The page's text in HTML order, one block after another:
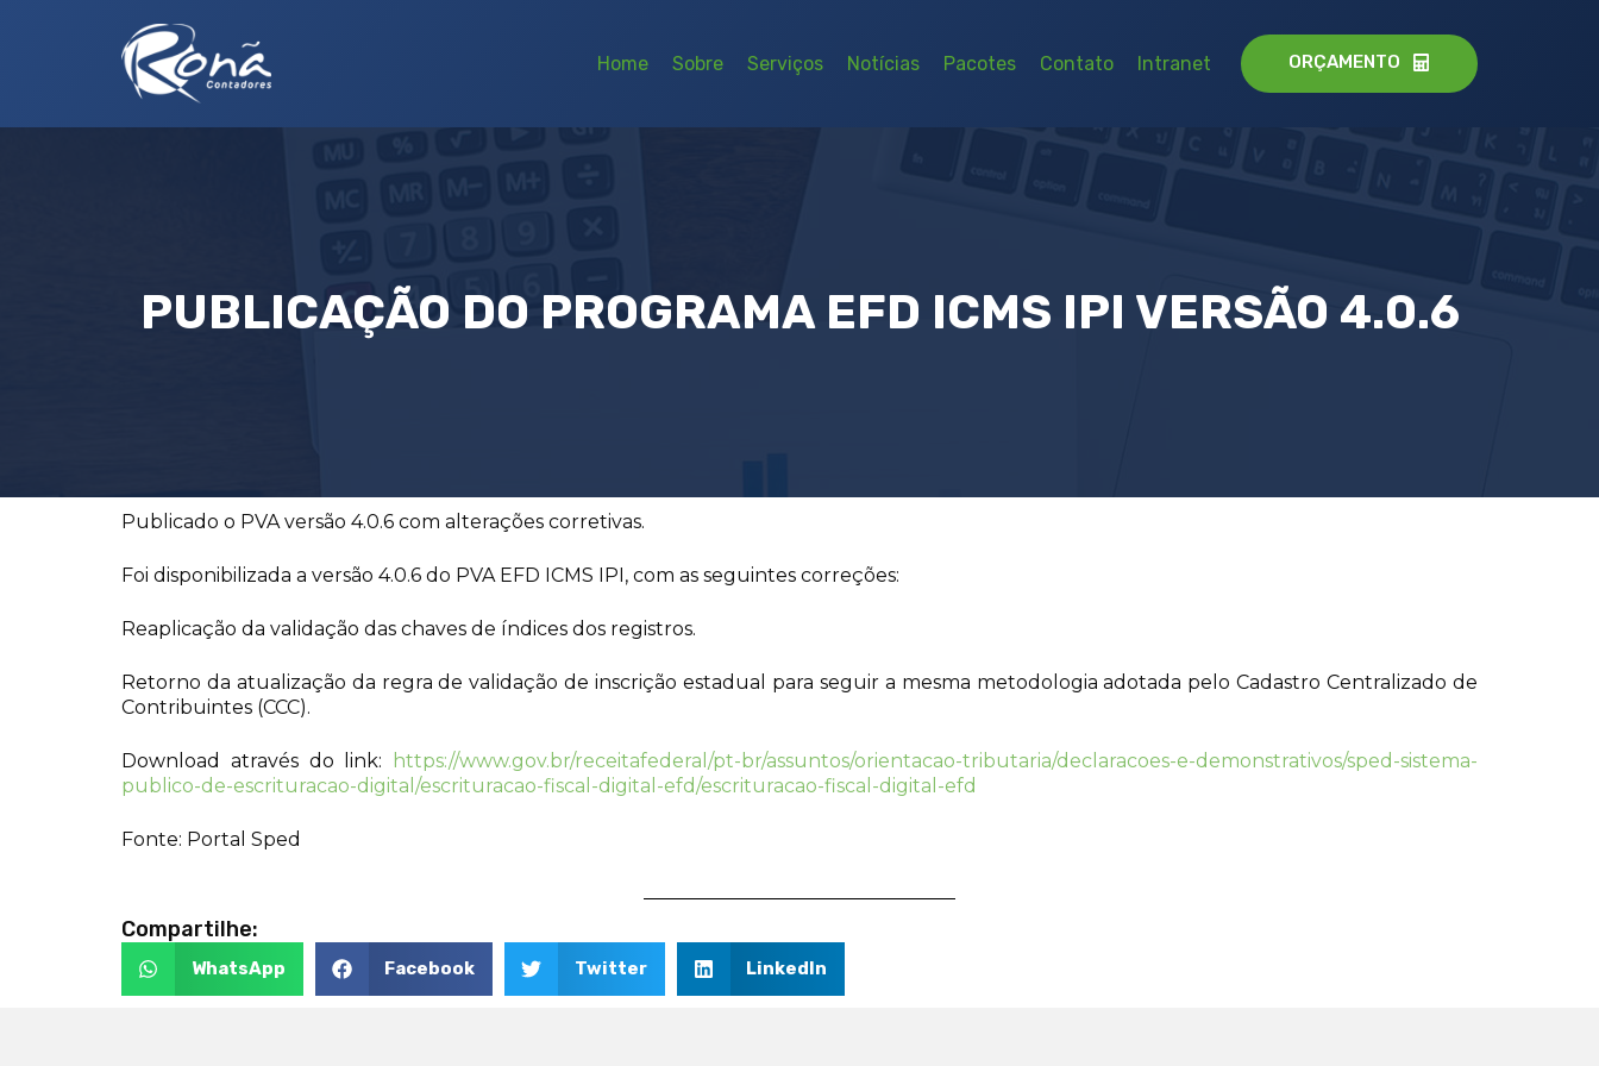
Home Sobre Serviços Notícias Pacotes Contato Intranet ORÇAMENTO
PUBLICAÇÃO DO PROGRAMA EFD ICMS IPI VERSÃO 4.0.6
Publicado o PVA versão 4.0.6 com alterações corretivas.
Foi disponibilizada a versão 4.0.6 do PVA EFD ICMS IPI, com as seguintes correções:
Reaplicação da validação das chaves de índices dos registros.
Retorno da atualização da regra de validação de inscrição estadual para seguir a mesma metodologia adotada pelo Cadastro Centralizado de
Contribuintes (CCC).
Download através do link:
https://www.gov.br/receitafederal/pt-br/assuntos/orientacao-tributaria/declaracoes-e-demonstrativos/sped-sistema-
publico-de-escrituracao-digital/escrituracao-fiscal-digital-efd/escrituracao-fiscal-digital-efd
Fonte: Portal Sped
Compartilhe:
WhatsApp Facebook Twitter LinkedIn